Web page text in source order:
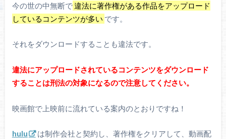
今の世の中無断で違法に著作権がある作品をアップロード
しているコンテンツが多い です。
それをダウンロードすることも違法です。
違法にアップロードされているコンテンツをダウンロード
することは刑法の対象になるので注意してください。
映画館で上映前に流れている案内のとおりですね！
hulu
は制作会社と契約し、著作権をクリアして、動画配